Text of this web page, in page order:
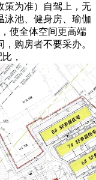
策为准）自驾上，无
泳池、健身房、瑜伽
使全体空间更高端
购房者不要采办。
，